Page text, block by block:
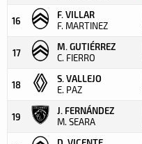
16
F. VILLAR
F. MARTINEZ
17
M. GUTIÉRREZ
C. FIERRO
18
S. VALLEJO
E. PAZ
19
J. FERNÁNDEZ
M. SEARA